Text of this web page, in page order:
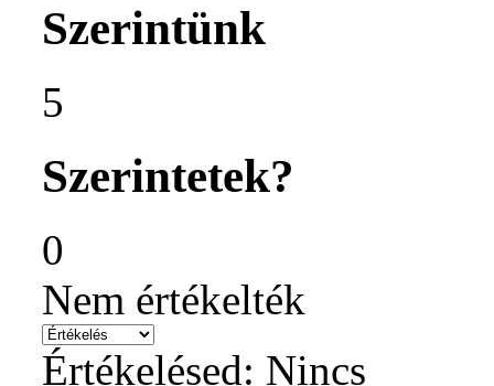
Szerintünk
5
Szerintetek?
0
Nem értékelték
Értékelésed: Nincs